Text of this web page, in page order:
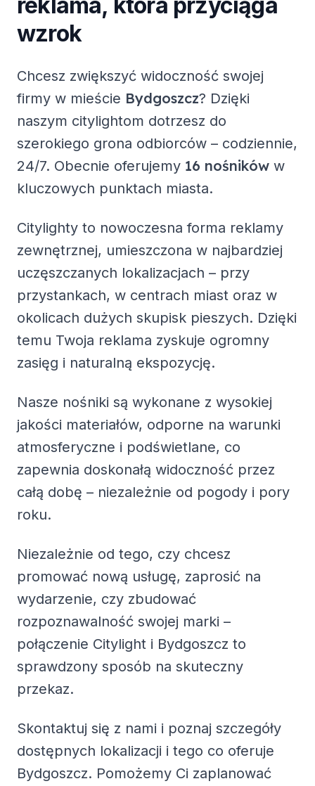
wzrok
Chcesz zwiększyć widoczność swojej
firmy w mieście Bydgoszcz? Dzięki
naszym citylightom dotrzesz do
szerokiego grona odbiorców – codziennie,
24/7. Obecnie oferujemy 16 nośników w
kluczowych punktach miasta.
Citylighty to nowoczesna forma reklamy
zewnętrznej, umieszczona w najbardziej
uczęszczanych lokalizacjach – przy
przystankach, w centrach miast oraz w
okolicach dużych skupisk pieszych. Dzięki
temu Twoja reklama zyskuje ogromny
zasięg i naturalną ekspozycję.
Nasze nośniki są wykonane z wysokiej
jakości materiałów, odporne na warunki
atmosferyczne i podświetlane, co
zapewnia doskonałą widoczność przez
całą dobę – niezależnie od pogody i pory
roku.
Niezależnie od tego, czy chcesz
promować nową usługę, zaprosić na
wydarzenie, czy zbudować
rozpoznawalność swojej marki –
połączenie Citylight i Bydgoszcz to
sprawdzony sposób na skuteczny
przekaz.
Skontaktuj się z nami i poznaj szczegóły
dostępnych lokalizacji i tego co oferuje
Bydgoszcz. Pomożemy Ci zaplanować